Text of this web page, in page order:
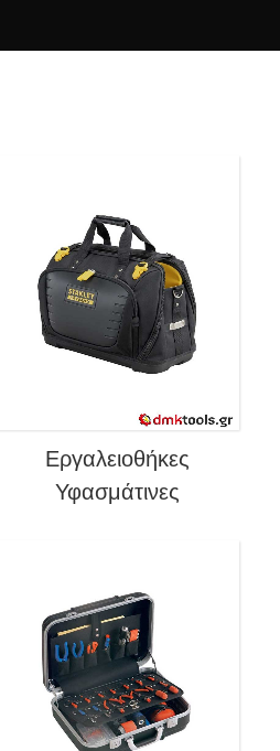
Εργαλειοθήκες
Υφασμάτινες